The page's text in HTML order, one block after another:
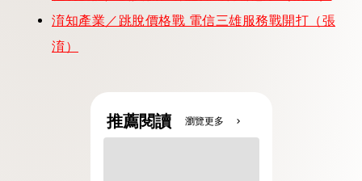
淯知產業／跳脫價格戰 電信三雄服務戰開打（張
淯）
推薦閱讀 瀏覽更多 chevron_right